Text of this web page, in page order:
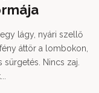
lágy, nyári szellő
áttör a lombokon,
Nincs zaj.